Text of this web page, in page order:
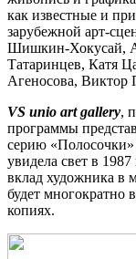
как известные и
зарубежной арт-
Шишкин-Хокусай,
Татаринцев, Катя
Агеносова, Виктор
VS unio art gallery,
программы
серию «Полосочки»
увидела свет в
вклад художника в
будет многократно
копиях.